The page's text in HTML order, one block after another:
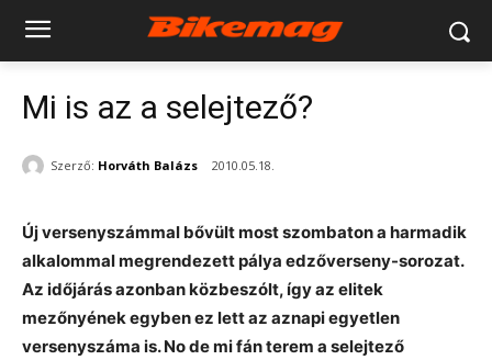
Mi is az a selejtező?
Szerző: Horváth Balázs 2010.05.18.
Új versenyszámmal bővült most szombaton a harmadik
alkalommal megrendezett pálya edzőverseny-sorozat.
Az időjárás azonban közbeszólt, így az elitek
mezőnyének egyben ez lett az aznapi egyetlen
versenyszáma is. No de mi fán terem a selejtező